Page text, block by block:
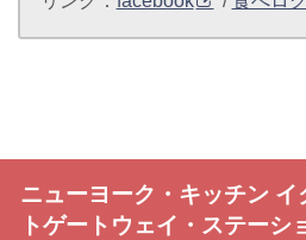
ニューヨーク・キッチン
トゲートウェイ・ステーシ